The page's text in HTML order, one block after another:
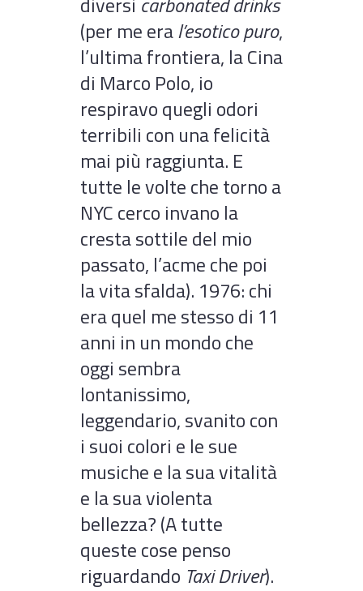
(per me eral’esotico puro,
l’ultima frontiera, la Cina
di Marco Polo, io
respiravo quegli odori
terribili con una felicità
mai più raggiunta. E
tutte le volte che torno a
NYC cerco invano la
cresta sottile del mio
passato, l’acme che poi
la vita sfalda). 1976: chi
era quel me stesso di 11
anni in un mondo che
oggi sembra
lontanissimo,
leggendario, svanito con
i suoi colori e le sue
musiche e la sua vitalità
e la sua violenta
bellezza? (A tutte
queste cose penso
riguardando Taxi Driver).